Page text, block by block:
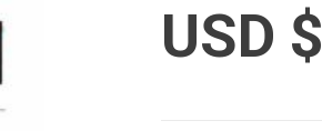
USD $